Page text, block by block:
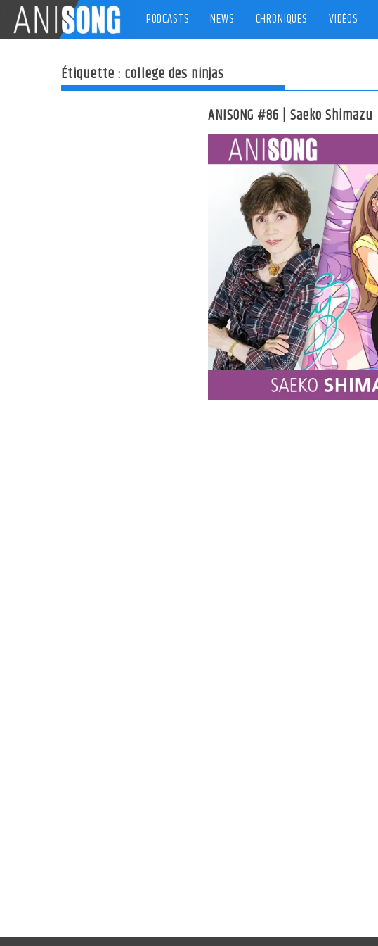
content
PODCASTS NEWS CHRONIQUES VIDÉOS
Étiquette : college des ninjas
ANISONG #86 | Saeko Shimazu